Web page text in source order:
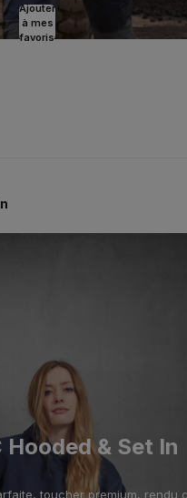
Ajouter
à mes
favoris
Hooded & Set In
toucher premium, rendu